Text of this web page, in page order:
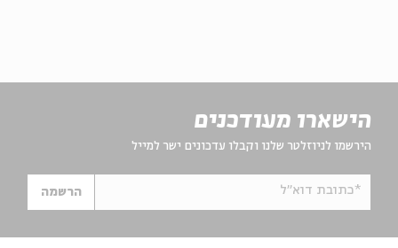
הישארו מעודכנים
הירשמו לניוזלטר שלנו וקבלו עדכונים ישר למייל
*כתובת דוא"ל הרשמה